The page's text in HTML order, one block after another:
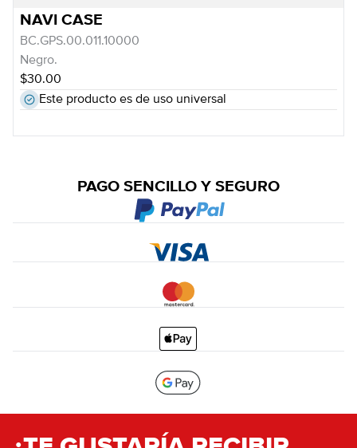
NAVI CASE
BC.GPS.00.011.10000
Negro.
$30.00
Este producto es de uso universal
PAGO SENCILLO Y SEGURO